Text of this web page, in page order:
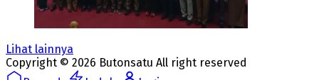
Lihat lainnya
Copyright © 2026 Butonsatu All right reserved